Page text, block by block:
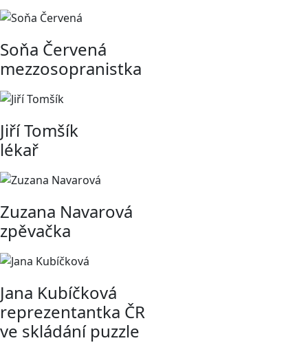
Soňa Červená
mezzosopranistka
Jiří Tomšík
lékař
Zuzana Navarová
zpěvačka
Jana Kubíčková
reprezentantka ČR
ve skládání puzzle